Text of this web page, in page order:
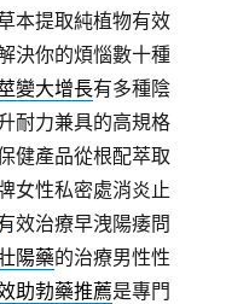
本提取純植物有效
決你的煩惱數十種
變大增長有多種陰
耐力兼具的高規格
健產品從根配萃取
女性私密處消炎止
效治療早洩陽痿問
陽藥的治療男性性
助勃藥推薦是專門